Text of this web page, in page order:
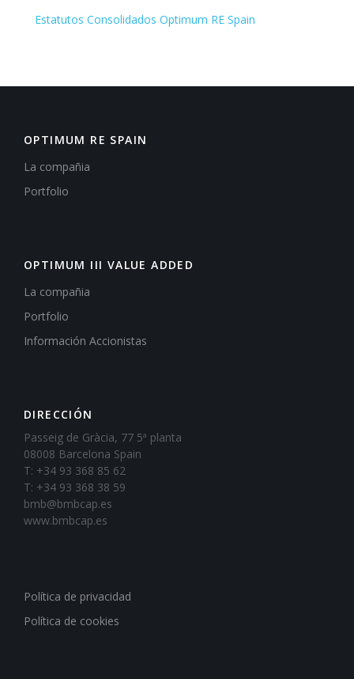
Estatutos Consolidados Optimum RE Spain
OPTIMUM RE SPAIN
La compañia
Portfolio
OPTIMUM III VALUE ADDED
La compañia
Portfolio
Información Accionistas
DIRECCIÓN
Passeig de Gràcia, 77 5ª planta
08008 Barcelona Spain
T: +34 93 368 85 62
T: +34 93 368 38 59
bmb@bmbcap.es
www.bmbcap.es
Política de privacidad
Política de cookies